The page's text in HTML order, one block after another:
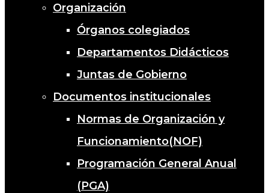
Organización
Órganos colegiados
Departamentos Didácticos
Juntas de Gobierno
Documentos institucionales
Normas de Organización y
Funcionamiento(NOF)
Programación General Anual
(PGA)